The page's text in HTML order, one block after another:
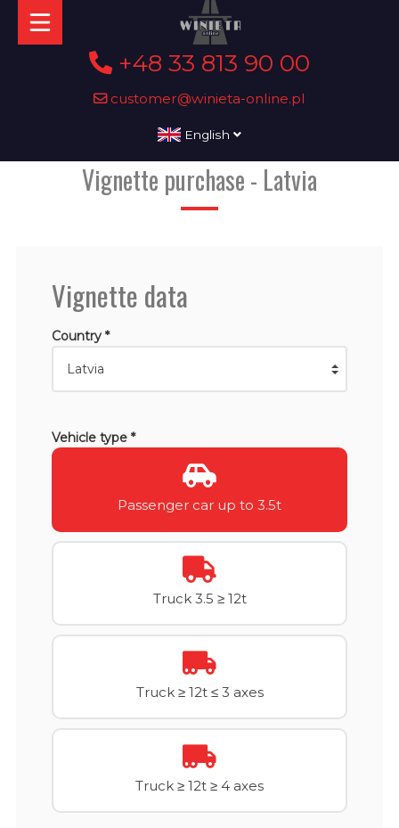
+48 33 813 90 00
customer@winieta-online.pl
English
Vignette purchase - Latvia
Vignette data
Country *
Vehicle type *
Passenger car up to 3.5t
Truck 3.5 ≥ 12t
Truck ≥ 12t ≤ 3 axes
Truck ≥ 12t ≥ 4 axes